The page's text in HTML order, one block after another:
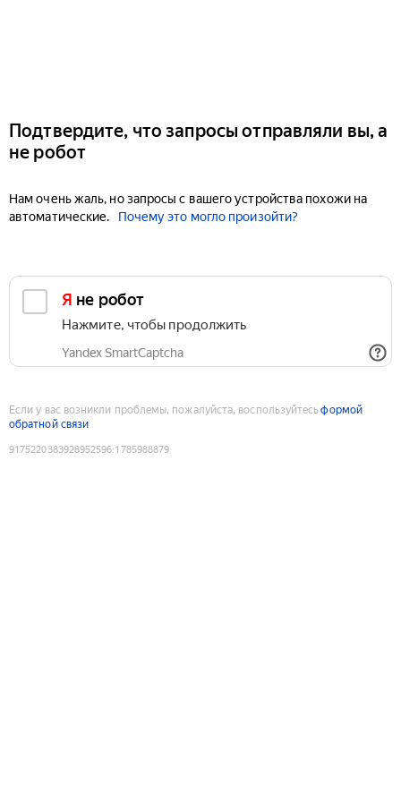
Подтвердите, что запросы отправляли вы, а
не робот
Нам очень жаль, но запросы с вашего устройства похожи на
автоматические.
Почему это могло произойти?
Я не робот
Нажмите, чтобы продолжить
Yandex SmartCaptcha
Если у вас возникли проблемы, пожалуйста, воспользуйтесьформой
обратной связи
9175220383928952596:1785988879